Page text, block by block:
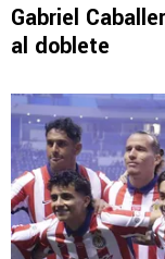
Gabriel
al doblete